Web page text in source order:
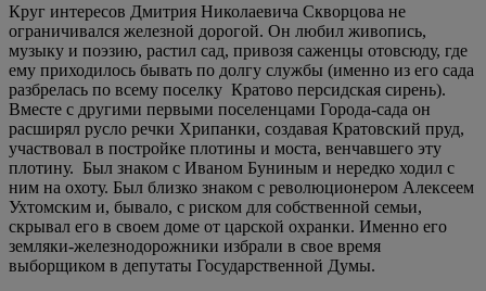
Круг интересов Дмитрия Николаевича Скворцова не
ограничивался железной дорогой. Он любил живопись,
музыку и поэзию, растил сад, привозя саженцы отовсюду, где
ему приходилось бывать по долгу службы (именно из его сада
разбрелась по всему поселку Кратово персидская сирень).
Вместе с другими первыми поселенцами Города-сада он
расширял русло речки Хрипанки, создавая Кратовский пруд,
участвовал в постройке плотины и моста, венчавшего эту
плотину. Был знаком с Иваном Буниным и нередко ходил с
ним на охоту. Был близко знаком с революционером Алексеем
Ухтомским и, бывало, с риском для собственной семьи,
скрывал его в своем доме от царской охранки. Именно его
земляки-железнодорожники избрали в свое время
выборщиком в депутаты Государственной Думы.